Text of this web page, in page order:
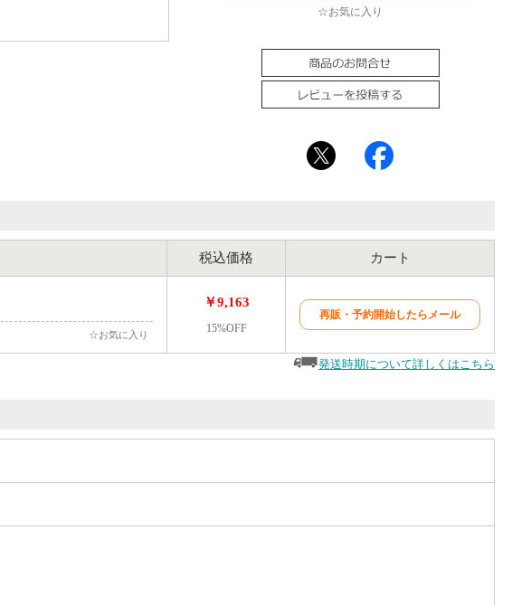
☆お気に入り
税込価格 カート
☆お気に入り
￥9,163
15%OFF
再販・予約開始したらメール
発送時期について詳しくはこちら